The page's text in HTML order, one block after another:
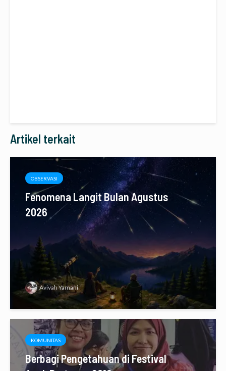
Artikel terkait
OBSERVASI
Fenomena Langit Bulan Agustus
2026
Avivah Yamani
KOMUNITAS
Berbagi Pengetahuan di Festival